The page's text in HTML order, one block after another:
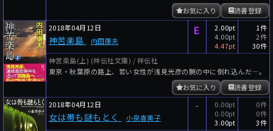
読書登録
お気に入り
2018年04月12日
神苦楽島 内田康夫
E
2.00pt
4.00pt
4.47pt
1件
2件
30件
神苦楽島(上) (祥伝社文庫) / 祥伝社
東京・秋葉原の路上、若い女性が浅見光彦の腕の中に倒れ込んだ―。
読書登録
お気に入り
2018年04月12日
女は帯も謎もとく 小泉喜美子
-
0.00pt
0.00pt
3.00pt
0件
0件
3件